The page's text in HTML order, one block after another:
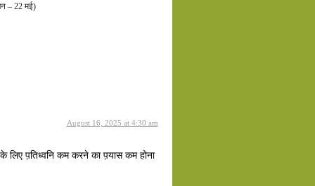
– 22 मई)
August 16, 2025 at 4:30 am
लिए प़तिध्वनि कम करने का प़यास कम होना